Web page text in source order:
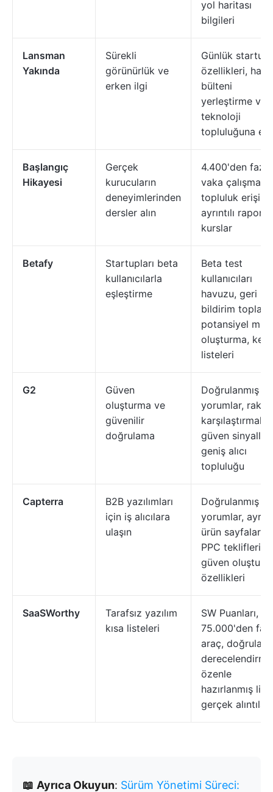
yol haritası
bilgileri
Lansman
Yakında
Sürekli
görünürlük ve
erken ilgi
Günlük startup
özellikleri,
bülteni
yerleştirme ve
teknoloji
topluluğuna
Başlangıç
Hikayesi
Gerçek
kurucuların
deneyimlerinden
dersler alın
4.400'den fazla
vaka çalışması,
topluluk erişimi,
ayrıntılı
kurslar
Betafy
Startupları beta
kullanıcılarla
eşleştirme
Beta test
kullanıcıları
havuzu, geri
bildirim
potansiyel
oluşturma,
listeleri
G2
Güven
oluşturma ve
güvenilir
doğrulama
Doğrulanmış
yorumlar, rakip
güven
geniş alıcı
topluluğu
Capterra
B2B yazılımları
için iş alıcılara
ulaşın
Doğrulanmış
yorumlar,
ürün sayfalari,
PPC teklifleri,
güven
özellikleri
SaaSWorthy
Tarafsız yazılım
kısa listeleri
SW Puanları,
75.000'den
araç,
özenle
hazırlanmış
gerçek alıntılar
📖 Ayrıca Okuyun: Sürüm Yönetimi Süreci: